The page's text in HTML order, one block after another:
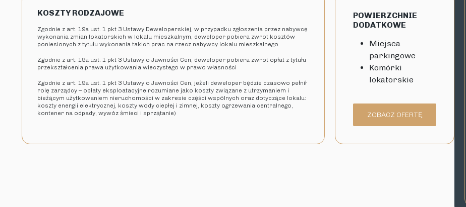
KOSZTY RODZAJOWE
Zgodnie z art. 19a ust. 1 pkt 3 Ustawy Deweloperskiej, w przypadku zgłoszenia przez nabywcę
wykonania zmian lokatorskich w lokalu mieszkalnym, deweloper pobiera zwrot kosztów
poniesionych z tytułu wykonania takich prac na rzecz nabywcy lokalu mieszkalnego
Zgodnie z art. 19a ust. 1 pkt 3 Ustawy o Jawności Cen, deweloper pobiera zwrot opłat z tytułu
przekształcenia prawa użytkowania wieczystego w prawo własności
Zgodnie z art. 19a ust. 1 pkt 3 Ustawy o Jawności Cen, jeżeli deweloper będzie czasowo pełnił
rolę zarządcy – opłaty eksploatacyjne rozumiane jako koszty związane z utrzymaniem i
bieżącym użytkowaniem nieruchomości w zakresie części wspólnych oraz dotyczące lokalu:
koszty energii elektrycznej, koszty wody ciepłej i zimnej, koszty ogrzewania centralnego,
kontener na odpady, wywóz śmieci i sprzątanie)
POWIERZCHNIE
DODATKOWE
Miejsca
parkingowe
Komórki
lokatorskie
ZOBACZ OFERTĘ